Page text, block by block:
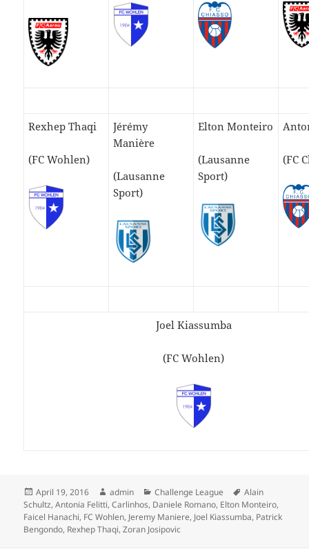
Rexhep Thaqi
(FC Wohlen)
Jérémy
Manière
(Lausanne
Sport)
Elton Monteiro
(Lausanne
Sport)
(FC
Joel Kiassumba
(FC Wohlen)
Veröffentlicht
am
April 19, 2016 Autor
admin Kategorien
Challenge League Schlagwörter
Alain
Schultz,Antonia Felitti,Carlinhos, Daniele Romano, Elton Monteiro,
Faicel Hanachi, FC Wohlen, Jeremy Maniere, Joel Kiassumba, Patrick
Bengondo, Rexhep Thaqi,Zoran Josipovic